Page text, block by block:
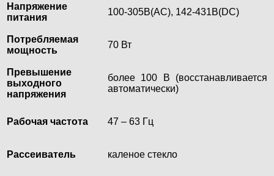
Напряжение
питания
100-305В(AC), 142-431В(DC)
Потребляемая
мощность
70 Вт
Превышение
выходного
напряжения
более 100 В (восстанавливается
автоматически)
Рабочая частота 47 – 63 Гц
Рассеиватель каленое стекло